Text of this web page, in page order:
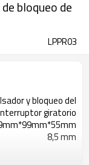
bloqueo de
LPPR03
y bloqueo del
giratorio
8,5 mm